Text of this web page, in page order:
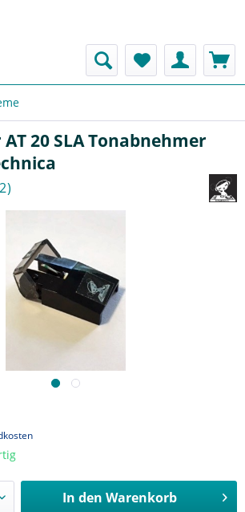
20 SLA Tonabnehmer
2)
In den Warenkorb